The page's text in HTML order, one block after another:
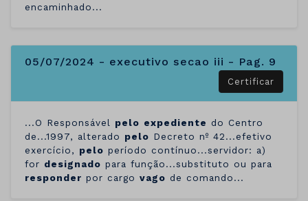
encaminhado...
05/07/2024 - executivo secao iii - Pag. 9
Certificar
...O Responsável pelo expediente do Centro
de...1997, alterado pelo Decreto nº 42...efetivo
exercício, pelo período contínuo...servidor: a)
for designado para função...substituto ou para
responder por cargo vago de comando...